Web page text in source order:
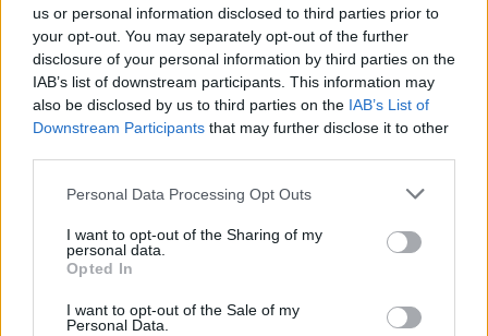
us or personal information disclosed to third parties prior to
your opt-out. You may separately opt-out of the further
disclosure of your personal information by third parties on the
IAB’s list of downstream participants. This information may
also be disclosed by us to third parties on the IAB’s List of
Downstream Participants that may further disclose it to other
Personal Data Processing Opt Outs
I want to opt-out of the Sharing of my
personal data.
Opted In
I want to opt-out of the Sale of my
Personal Data.